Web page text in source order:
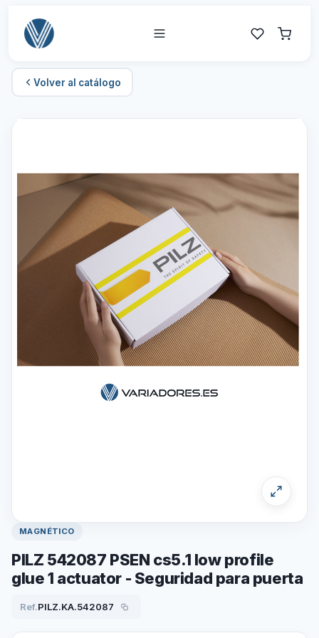
Volver al catálogo
MAGNÉTICO
PILZ 542087 PSEN cs5.1 low profile
glue 1 actuator - Seguridad para puerta
Ref.PILZ.KA.542087